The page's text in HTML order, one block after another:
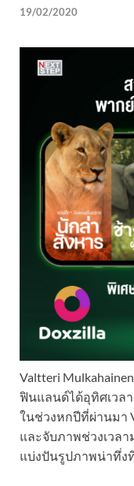
19/02/2020
Valtteri
ฟินแลนด์ได้อุทิศเวล
ในช่วงหกปีที่ผ่านมา
และจับภาพช่วงเวล
แบ่งปันรูปภาพน่าทึ่ง